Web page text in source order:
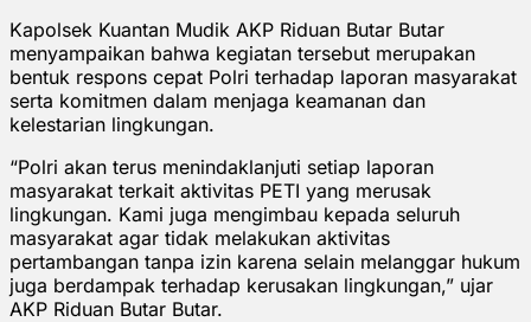
Kapolsek Kuantan Mudik AKP Riduan Butar Butar
menyampaikan bahwa kegiatan tersebut merupakan
bentuk respons cepat Polri terhadap laporan masyarakat
serta komitmen dalam menjaga keamanan dan
kelestarian lingkungan.
“Polri akan terus menindaklanjuti setiap laporan
masyarakat terkait aktivitas PETI yang merusak
lingkungan. Kami juga mengimbau kepada seluruh
masyarakat agar tidak melakukan aktivitas
pertambangan tanpa izin karena selain melanggar hukum
juga berdampak terhadap kerusakan lingkungan,” ujar
AKP Riduan Butar Butar.